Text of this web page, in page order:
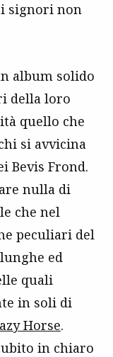
signori non
album solido
della loro
quello che
si avvicina
Bevis Frond.
nulla di
che nel
peculiari del
ed
quali
in soli di
Horse.
in chiaro